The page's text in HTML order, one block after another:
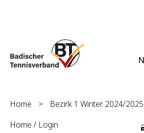
Home > Bezirk 1 Winter 2024/2025
Home / Login